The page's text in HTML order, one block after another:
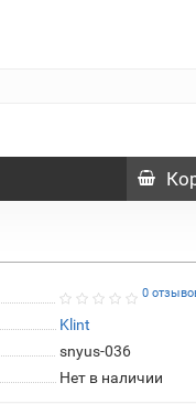
0
Klint
snyus-036
Нет в наличии